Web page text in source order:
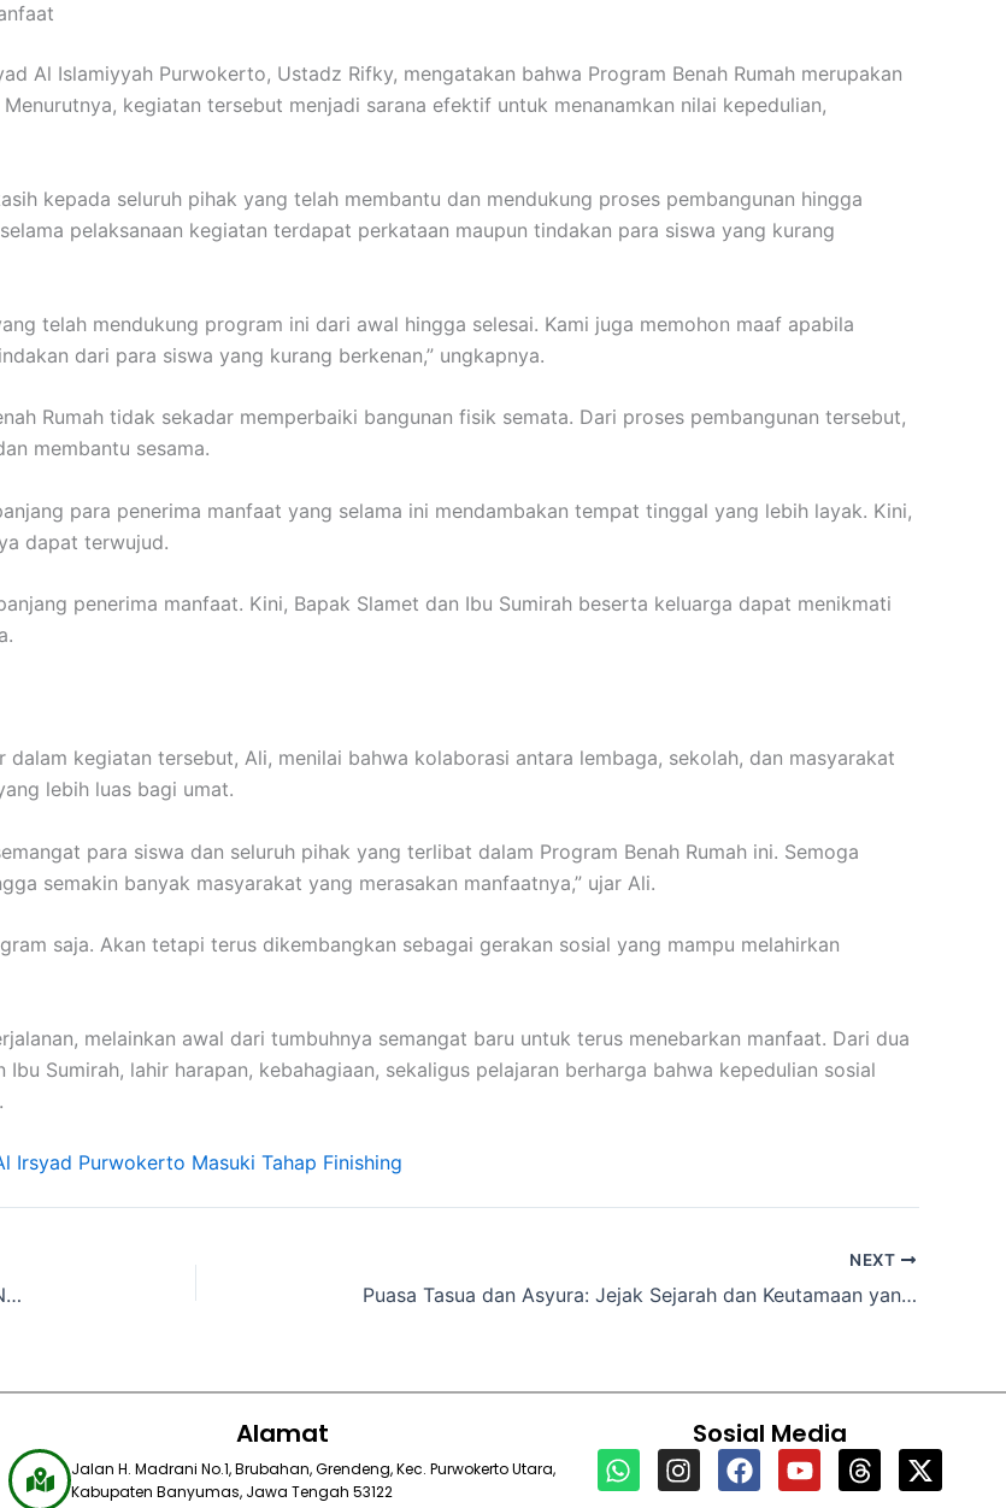
Al Islamiyyah Purwokerto, Ustadz Rifky, mengatakan bahwa Program Benah Rumah merupakan
kegiatan tersebut menjadi sarana efektif untuk menanamkan nilai kepedulian,
kepada seluruh pihak yang telah membantu dan mendukung proses pembangunan hingga
pelaksanaan kegiatan terdapat perkataan maupun tindakan para siswa yang kurang
telah mendukung program ini dari awal hingga selesai. Kami juga memohon maaf apabila
dari para siswa yang kurang berkenan,” ungkapnya.
Rumah tidak sekadar memperbaiki bangunan fisik semata. Dari proses pembangunan tersebut,
membantu sesama.
para penerima manfaat yang selama ini mendambakan tempat tinggal yang lebih layak. Kini,
dapat terwujud.
penerima manfaat. Kini, Bapak Slamet dan Ibu Sumirah beserta keluarga dapat menikmati
kegiatan tersebut, Ali, menilai bahwa kolaborasi antara lembaga, sekolah, dan masyarakat
lebih luas bagi umat.
para siswa dan seluruh pihak yang terlibat dalam Program Benah Rumah ini. Semoga
semakin banyak masyarakat yang merasakan manfaatnya,” ujar Ali.
saja. Akan tetapi terus dikembangkan sebagai gerakan sosial yang mampu melahirkan
melainkan awal dari tumbuhnya semangat baru untuk terus menebarkan manfaat. Dari dua
Sumirah, lahir harapan, kebahagiaan, sekaligus pelajaran berharga bahwa kepedulian sosial
Irsyad Purwokerto Masuki Tahap Finishing
Dari Banyumas hingga Pulau Ende, Sumur Air Tawar LAZNAS Al Irsyad Hadirkan Harapan Baru bagi Ribuan Muslim
NEXT
Puasa Tasua dan Asyura: Jejak Sejarah dan Keutamaan yang Menghidupkan Muharram
Alamat
Jalan H. Madrani No.1, Brubahan, Grendeng, Kec. Purwokerto Utara,
Kabupaten Banyumas, Jawa Tengah 53122​
W
h
I
n
F
a
Y
o
T
h
X
-
Sosial Media